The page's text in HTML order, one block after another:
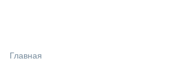
Главная